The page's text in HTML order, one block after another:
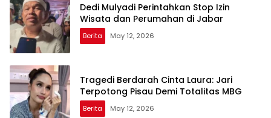
Dedi Mulyadi Perintahkan Stop Izin
Wisata dan Perumahan di Jabar
Berita May 12, 2026
Tragedi Berdarah Cinta Laura: Jari
Terpotong Pisau Demi Totalitas MBG
Berita May 12, 2026